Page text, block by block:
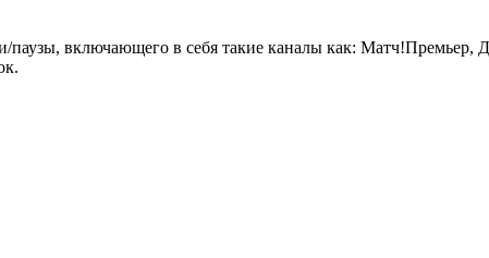
паузы, включающего в себя такие каналы как: